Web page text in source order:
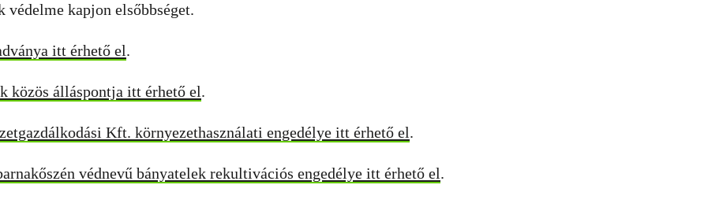
védelme kapjon elsőbbséget.
itt érhető el.
közös álláspontja itt érhető el.
Kft. környezethasználati engedélye itt érhető el.
védnevű bányatelek rekultivációs engedélye itt érhető el.